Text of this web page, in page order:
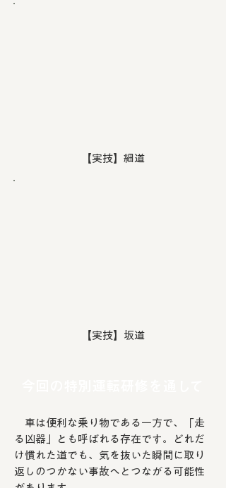
【実技】 細道
【実技】 坂道
車は便利な乗り物である一方で、「走
る凶器」とも呼ばれる存在です。どれだ
け慣れた道でも、気を抜いた瞬間に取り
返しのつかない事故へとつながる可能性